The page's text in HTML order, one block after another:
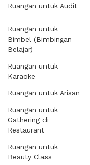
Ruangan untuk Audit
Ruangan untuk
Bimbel (Bimbingan
Belajar)
Ruangan untuk
Karaoke
Ruangan untuk Arisan
Ruangan untuk
Gathering di
Restaurant
Ruangan untuk
Beauty Class